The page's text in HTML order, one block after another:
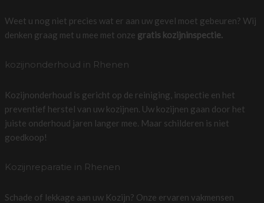
Weet u nog niet precies wat er aan uw gevel moet gebeuren? Wij
denken graag met u mee met onze gratis kozijninspectie.
kozijnonderhoud in Rhenen
Kozijnonderhoud is gericht op de reiniging, inspectie en het
preventief herstel van uw kozijnen. Uw kozijnen gaan door het
juiste onderhoud jaren langer mee. Maar schilderen is niet
goedkoop!
Kozijnreparatie in Rhenen
Schade of lekkage aan uw Kozijn? Onze ervaren vakmensen